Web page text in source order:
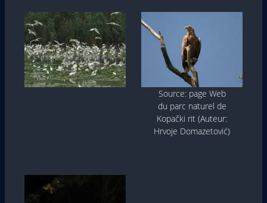
Source: page Web
du parc naturel de
Kopački rit (Auteur:
Hrvoje Domazetović)